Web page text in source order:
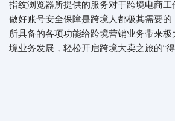
指纹浏览器所提供的服务对于跨境电商工
做好账号安全保障是跨境人都极其需要
所具备的各项功能给跨境营销业务带来
境业务发展，轻松开启跨境大卖之旅的“得